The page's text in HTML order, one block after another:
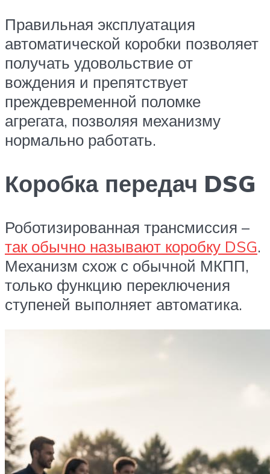
Правильная эксплуатация
автоматической коробки позволяет
получать удовольствие от
вождения и препятствует
преждевременной поломке
агрегата, позволяя механизму
нормально работать.
Коробка передач DSG
Роботизированная трансмиссия –
так обычно называют коробку DSG.
Механизм схож с обычной МКПП,
только функцию переключения
ступеней выполняет автоматика.